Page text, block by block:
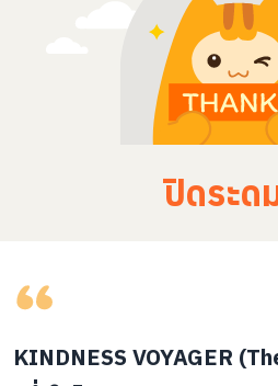
ปิดระด
KINDNESS VOYAGER